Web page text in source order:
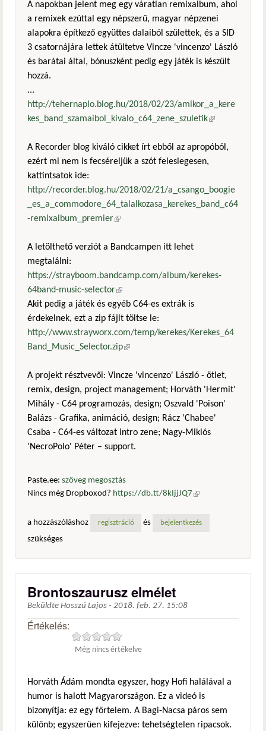
A napokban jelent meg egy váratlan remixalbum, ahol
a remixek ezúttal egy népszerű, magyar népzenei
alapokra építkező együttes dalaiból születtek, és a SID
3 csatornájára lettek átültetve Vincze 'vincenzo' László
és barátai által, bónuszként pedig egy játék is készült
hozzá.
...
http://tehernaplo.blog.hu/2018/02/23/amikor_a_kere
kes_band_szamaibol_kivalo_c64_zene_szuletik(külső
A Recorder blog kiváló cikket írt ebből az apropóból,
ezért mi nem is fecséreljük a szót feleslegesen,
kattintsatok ide:
http://recorder.blog.hu/2018/02/21/a_csango_boogie
_es_a_commodore_64_talalkozasa_kerekes_band_c64
-remixalbum_premier(külső hivatkozás)
A letölthető verziót a Bandcampen itt lehet
megtalálni:
https://strayboom.bandcamp.com/album/kerekes-
64band-music-selector(külső hivatkozás)
Akit pedig a játék és egyéb C64-es extrák is
érdekelnek, ezt a zip fájlt töltse le:
http://www.strayworx.com/temp/kerekes/Kerekes_64
Band_Music_Selector.zip(külső hivatkozás)
A projekt résztvevői: Vincze 'vincenzo' László - ötlet,
remix, design, project management; Horváth 'Hermit'
Mihály - C64 programozás, design; Oszvald 'Poison'
Balázs - Grafika, animáció, design; Rácz 'Chabee'
Csaba - C64-es változat intro zene; Nagy-Miklós
'NecroPolo' Péter – support.
Paste.ee: szöveg megosztás
Nincs még Dropboxod? https://db.tt/8kIjjJQ7 (külső
a hozzászóláshoz
regisztráció és bejelentkezés
szükséges
Brontoszaurusz elmélet
Beküldte Hosszú Lajos - 2018. feb. 27. 15:08
Értékelés:
Még nincs értékelve
Horváth Ádám mondta egyszer, hogy Hofi halálával a
humor is halott Magyarországon. Ez a videó is
bizonyítja: ez egy förtelem. A Bagi-Nacsa páros sem
különb; egyszerüen kifejezve: tehetségtelen ripacsok.